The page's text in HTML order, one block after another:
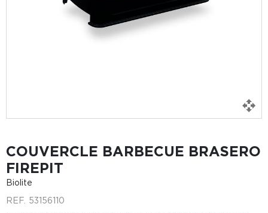
COUVERCLE BARBECUE BRASERO
FIREPIT
Biolite
REF. 53156110